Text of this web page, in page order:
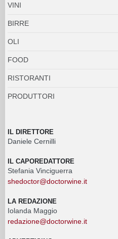
VINI
BIRRE
OLI
FOOD
RISTORANTI
PRODUTTORI
IL DIRETTORE
Daniele Cernilli
IL CAPOREDATTORE
Stefania Vinciguerra
shedoctor@doctorwine.it
LA REDAZIONE
Iolanda Maggio
redazione@doctorwine.it